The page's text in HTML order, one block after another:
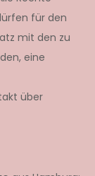
für den
mit den zu
eine
über